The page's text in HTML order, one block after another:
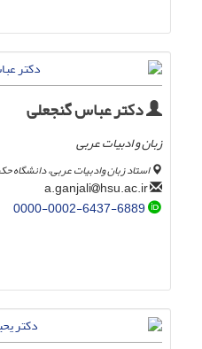
دکتر عباس گنجعلی
زبان و ادبیات عربی
استاد زبان وادبیات عربی، دانشگاه
hsu.ac.ir
0000-0002-6437-6889